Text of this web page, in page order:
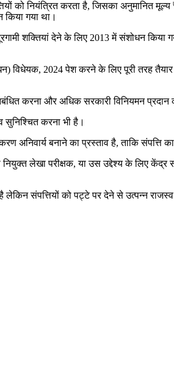
को नियंत्रित करता है, जिसका अनुमानित
गया था।
शक्तियां देने के लिए 2013 में संशोधन
विधेयक, 2024 पेश करने के लिए पूरी तरह
करना और अधिक सरकारी विनियमन प्रदान
सुनिश्चित करना भी है।
अनिवार्य बनाने का प्रस्ताव है, ताकि संपत्ति
लेखा परीक्षक, या उस उद्देश्य के लिए केंद्र
संपत्तियों को पट्टे पर देने से उत्पन्न